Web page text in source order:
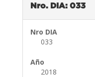
Nro. DIA: 033
Nro DIA
033
Año
2018